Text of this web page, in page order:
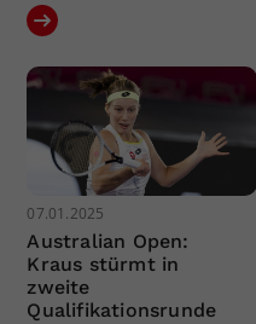
07.01.2025
Australian Open:
Kraus stürmt in
zweite
Qualifikationsrunde